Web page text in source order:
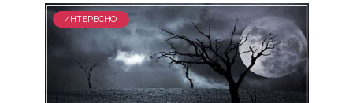
ИНТЕРЕСНО